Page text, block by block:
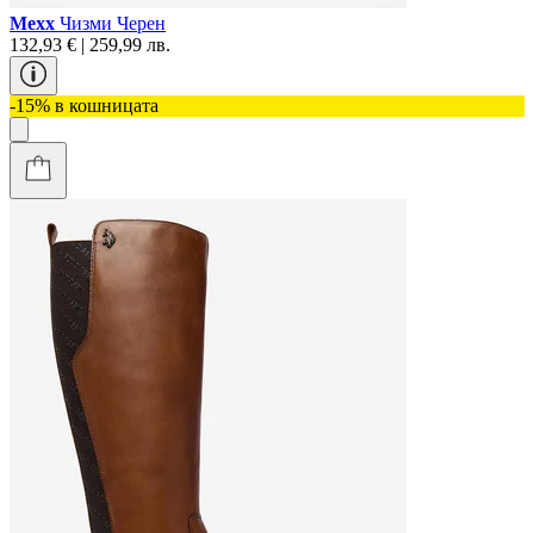
Mexx Чизми Черен
132,93 € | 259,99 лв.
-15% в кошницата